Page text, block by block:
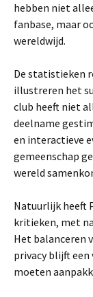
hebben niet
fanbase, maar
wereldwijd.
De statistieken
illustreren het
club heeft niet
deelname
en interactieve
gemeenschap
wereld
Natuurlijk heeft
kritieken, met
Het balanceren
privacy blijft een
moeten